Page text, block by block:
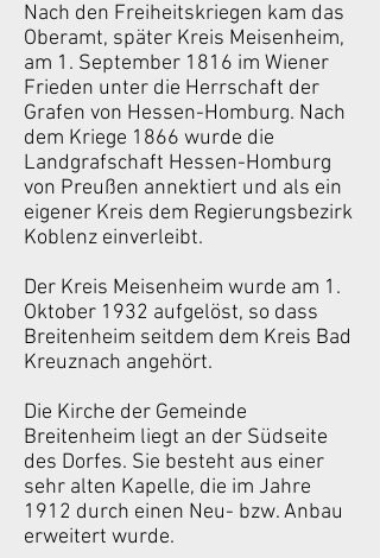
Nach den Freiheitskriegen kam das
Oberamt, später Kreis Meisenheim,
am 1. September 1816 im Wiener
Frieden unter die Herrschaft der
Grafen von Hessen-Homburg. Nach
dem Kriege 1866 wurde die
Landgrafschaft Hessen-Homburg
von Preußen annektiert und als ein
eigener Kreis dem Regierungsbezirk
Koblenz einverleibt.
Der Kreis Meisenheim wurde am 1.
Oktober 1932 aufgelöst, so dass
Breitenheim seitdem dem Kreis Bad
Kreuznach angehört.
Die Kirche der Gemeinde
Breitenheim liegt an der Südseite
des Dorfes. Sie besteht aus einer
sehr alten Kapelle, die im Jahre
1912 durch einen Neu- bzw. Anbau
erweitert wurde.